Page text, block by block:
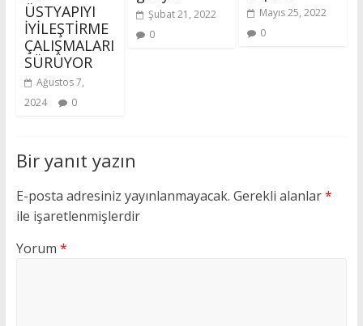
ÜSTYAPIYI
İYİLEŞTİRME
ÇALIŞMALARI
SÜRÜYOR
Ağustos 7,
2024
0
Şubat 21, 2022
0
Mayıs 25, 2022
0
Bir yanıt yazın
E-posta adresiniz yayınlanmayacak. Gerekli alanlar*
ile işaretlenmişlerdir
Yorum *